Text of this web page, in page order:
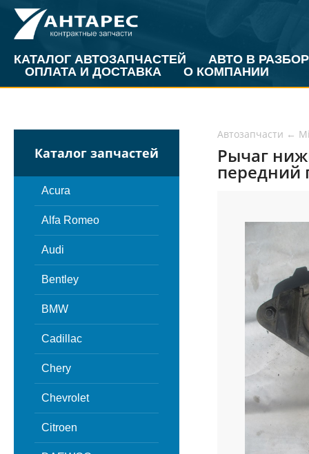
КАТАЛОГ АВТОЗАПЧАСТЕЙ
АВТО В РАЗБОР
ОПЛАТА И ДОСТАВКА
О КОМПАНИИ
Каталог запчастей
Acura
Alfa Romeo
Audi
Bentley
BMW
Cadillac
Chery
Chevrolet
Citroen
Автозапчасти ←
Рычаг
передний